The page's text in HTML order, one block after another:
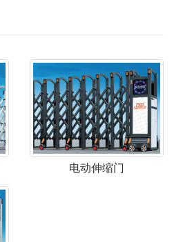
电动伸缩门